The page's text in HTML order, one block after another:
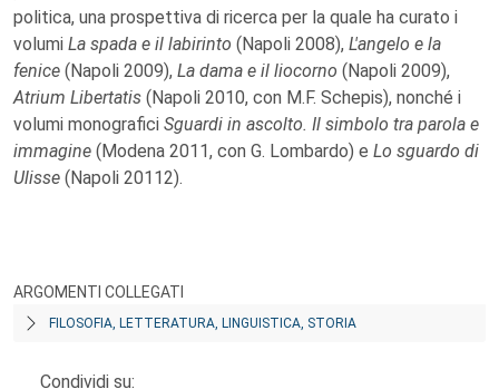
politica, una prospettiva di ricerca per la quale ha curato i
volumi La spada e il labirinto (Napoli 2008), L'angelo e la
fenice (Napoli 2009), La dama e il liocorno (Napoli 2009),
Atrium Libertatis (Napoli 2010, con M.F. Schepis), nonché i
volumi monografici Sguardi in ascolto. Il simbolo tra parola e
immagine (Modena 2011, con G. Lombardo) e Lo sguardo di
Ulisse (Napoli 20112).
ARGOMENTI COLLEGATI
FILOSOFIA, LETTERATURA, LINGUISTICA, STORIA
Condividi su: